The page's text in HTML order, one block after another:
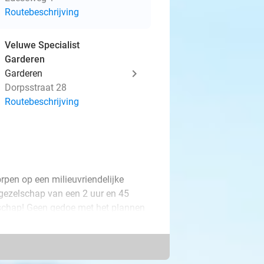
Routebeschrijving
Veluwe Specialist
Garderen
Garderen
Dorpsstraat 28
Routebeschrijving
op een milieuvriendelijke
van een 2 uur en 45
Geen gedoe met het plannen
Zo is het gemakkelijk voor
te genieten.